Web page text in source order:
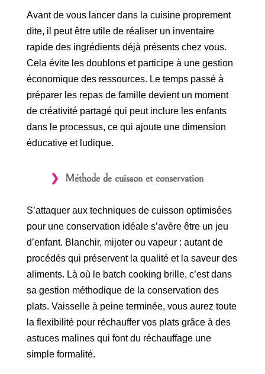
Avant de vous lancer dans la cuisine proprement
dite, il peut être utile de réaliser un inventaire
rapide des ingrédients déjà présents chez vous.
Cela évite les doublons et participe à une gestion
économique des ressources. Le temps passé à
préparer les repas de famille devient un moment
de créativité partagé qui peut inclure les enfants
dans le processus, ce qui ajoute une dimension
éducative et ludique.
Méthode de cuisson et conservation
S’attaquer aux techniques de cuisson optimisées
pour une conservation idéale s’avère être un jeu
d’enfant. Blanchir, mijoter ou vapeur : autant de
procédés qui préservent la qualité et la saveur des
aliments. Là où le batch cooking brille, c’est dans
sa gestion méthodique de la conservation des
plats. Vaisselle à peine terminée, vous aurez toute
la flexibilité pour réchauffer vos plats grâce à des
astuces malines qui font du réchauffage une
simple formalité.